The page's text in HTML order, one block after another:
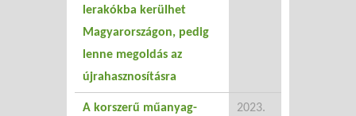
lerakókba kerülhet
Magyarországon, pedig
lenne megoldás az
újrahasznosításra
A korszerű műanyag-
2023.